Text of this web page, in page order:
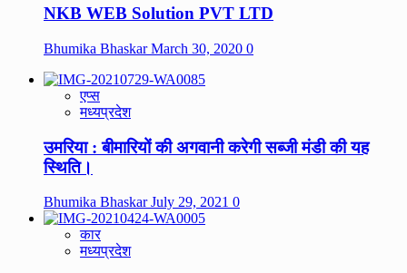
NKB WEB Solution PVT LTD
Bhumika BhaskarMarch 30, 2020 0
एप्स
मध्यप्रदेश
उमरिया : बीमारियों की अगवानी करेगी सब्जी मंडी की यह
स्थिति।
Bhumika BhaskarJuly 29, 2021 0
कार
मध्यप्रदेश